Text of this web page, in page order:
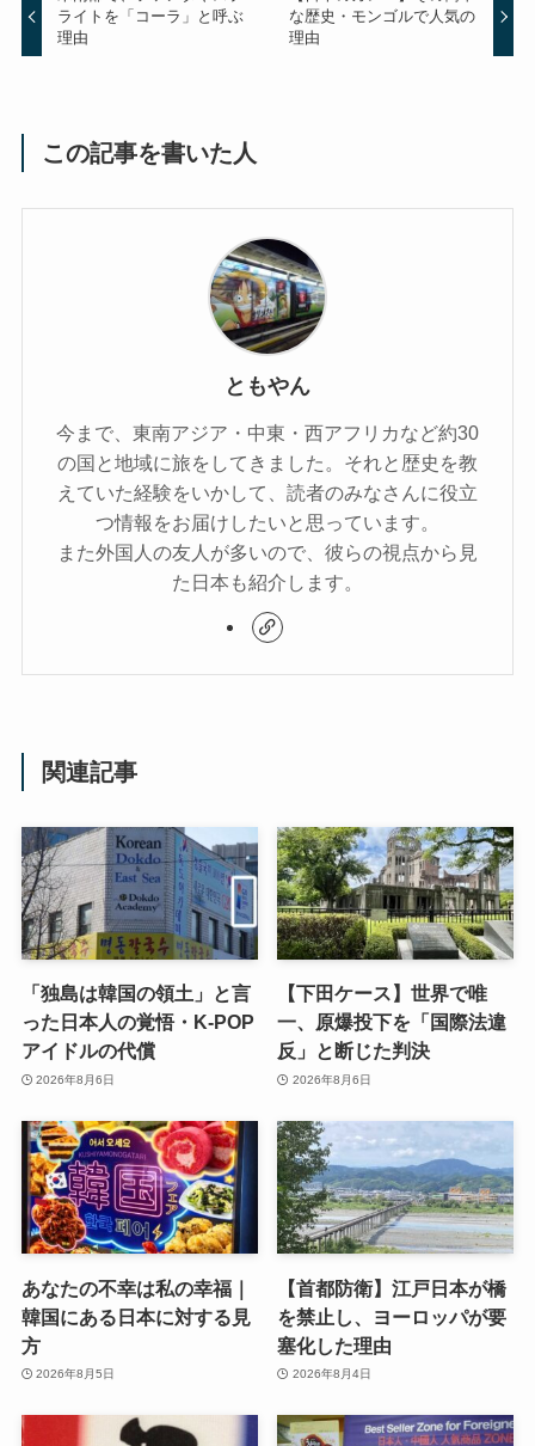
ライトを「コーラ」と呼ぶ
理由
な歴史・モンゴルで人気の
理由
この記事を書いた人
ともやん
今まで、東南アジア・中東・西アフリカなど約30
の国と地域に旅をしてきました。それと歴史を教
えていた経験をいかして、読者のみなさんに役立
つ情報をお届けしたいと思っています。
また外国人の友人が多いので、彼らの視点から見
た日本も紹介します。
関連記事
「独島は韓国の領土」と言
った日本人の覚悟・K-POP
アイドルの代償
2026年8月6日
【下田ケース】世界で唯
一、原爆投下を「国際法違
反」と断じた判決
2026年8月6日
あなたの不幸は私の幸福｜
韓国にある日本に対する見
方
2026年8月5日
【首都防衛】江戸日本が橋
を禁止し、ヨーロッパが要
塞化した理由
2026年8月4日